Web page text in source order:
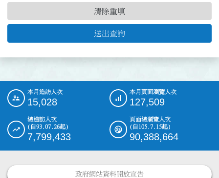
送出查詢
清除重填
::: 本月造訪人次
15,028
本月頁面瀏覽人次
127,509
總造訪人次
(自93.07.26起)
7,799,433
頁面總瀏覽人次
(自105.7.15起)
90,388,664
政府網站資料開放宣告